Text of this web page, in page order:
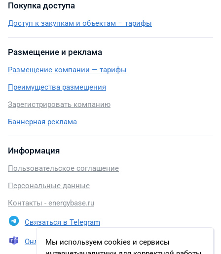
Мы используем cookies и сервисы
Покупка доступа
Доступ к закупкам и объектам – тарифы
Размещение и реклама
Размещение компании — тарифы
Преимущества размещения
Зарегистрировать компанию
Баннерная реклама
Информация
Пользовательское соглашение
Персональные данные
Контакты - energybase.ru
Связаться в Telegram
Онлайн презентация